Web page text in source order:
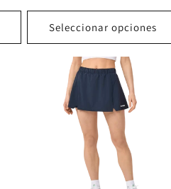
Seleccionar opciones